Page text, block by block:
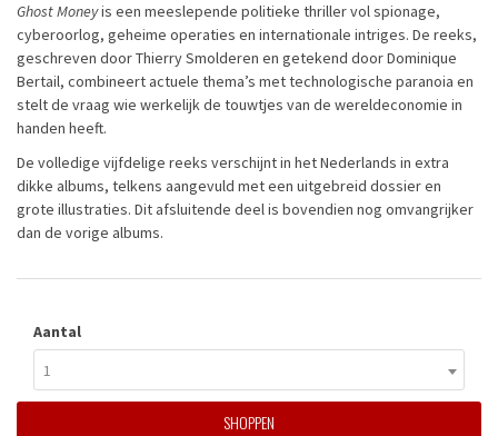
Ghost Moneyis een meeslepende politieke thriller vol spionage,
cyberoorlog, geheime operaties en internationale intriges. De reeks,
geschreven door Thierry Smolderen en getekend door Dominique
Bertail, combineert actuele thema’s met technologische paranoia en
stelt de vraag wie werkelijk de touwtjes van de wereldeconomie in
handen heeft.
De volledige vijfdelige reeks verschijnt in het Nederlands in extra
dikke albums, telkens aangevuld met een uitgebreid dossier en
grote illustraties. Dit afsluitende deel is bovendien nog omvangrijker
dan de vorige albums.
Aantal
1
SHOPPEN